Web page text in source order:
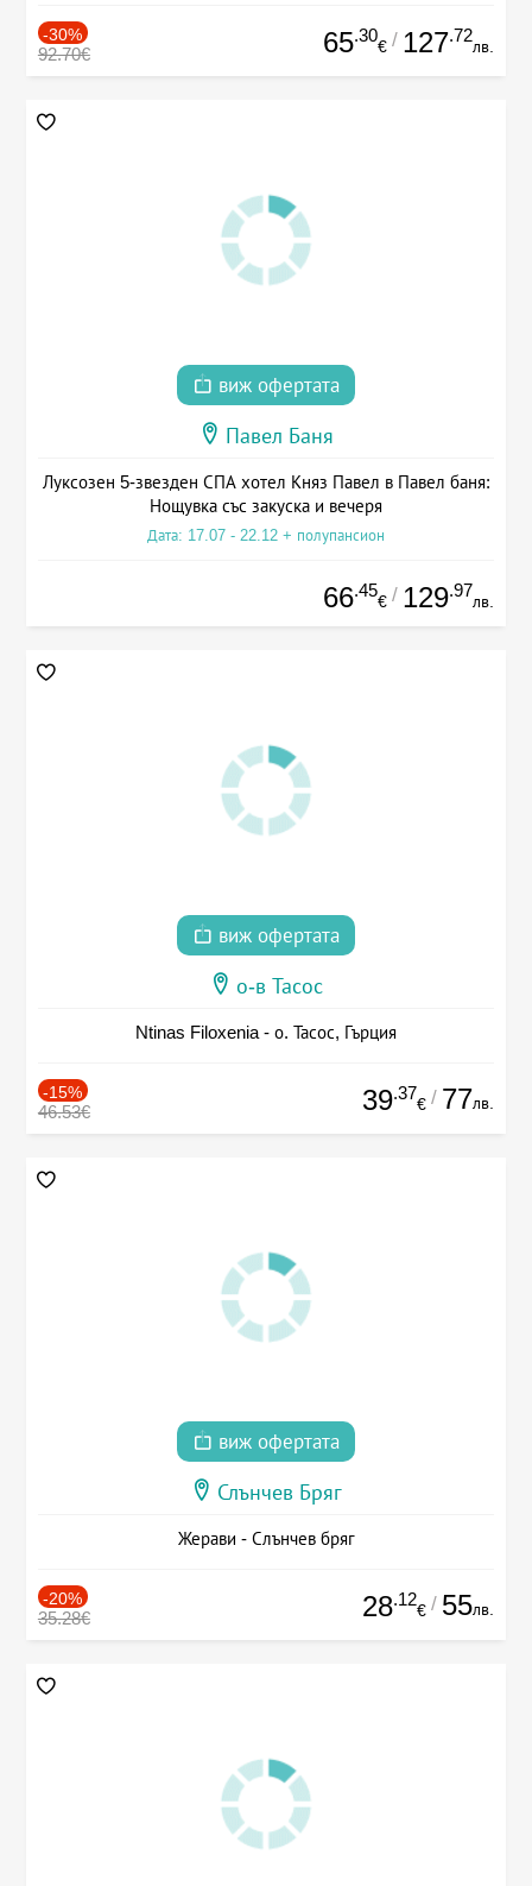
-30%
92.70€ 65.30
€ / 127.72
лв.
виж офертата
Павел Баня
Луксозен 5-звезден СПА хотел Княз Павел в Павел баня:
Нощувка със закуска и вечеря
Дата: 17.07 - 22.12 + полупансион
66.45
€ / 129.97
лв.
виж офертата
о-в Тасос
Ntinas Filoxenia - о. Тасос, Гърция
-15%
46.53€ 39.37
€ / 77лв.
виж офертата
Слънчев Бряг
Жерави - Слънчев бряг
-20%
35.28€ 28.12
€ / 55лв.